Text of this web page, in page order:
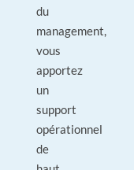
du
management,
vous
apportez
un
support
opérationnel
de